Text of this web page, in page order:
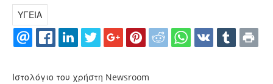
ΥΓΕΙΑ
Ιστολόγιο του χρήστη Newsroom